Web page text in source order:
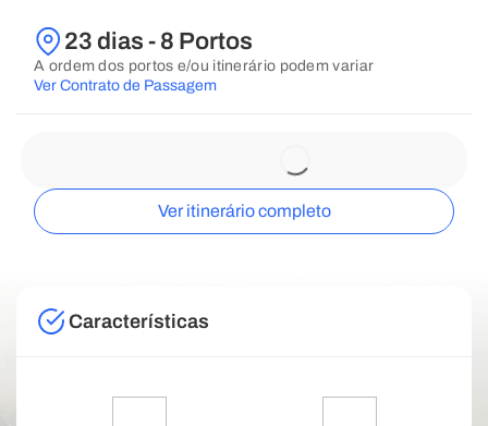
23 dias - 8 Portos
A ordem dos portos e/ou itinerário podem variar
Ver Contrato de Passagem
Ver itinerário completo
Características